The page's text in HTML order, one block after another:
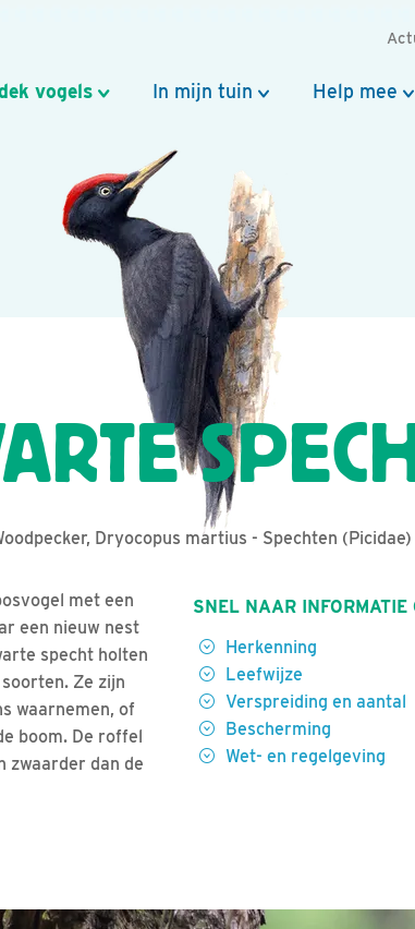
vogels In mijn tuin Help mee
Dryocopus martius - Spechten (Picidae)
met een
een nieuw nest
specht holten
Ze zijn
waarnemen, of
boom. De roffel
zwaarder dan de
SNEL NAAR INFORMATIE
Herkenning
Leefwijze
Verspreiding en aantal
Bescherming
Wet- en regelgeving